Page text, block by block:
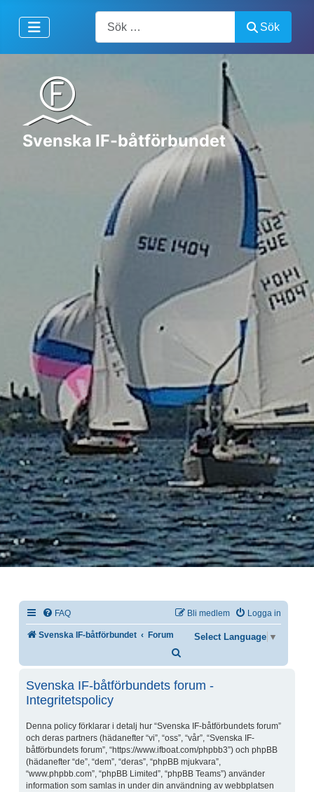
Sök
Svenska IF-båtförbundet
FAQ Logga in
Bli medlem
Svenska IF-båtförbundet Forum Select Language ▼
Svenska IF-båtförbundets forum -
Integritetspolicy
Denna policy förklarar i detalj hur “Svenska IF-båtförbundets forum”
och deras partners (hädanefter “vi”, “oss”, “vår”, “Svenska IF-
båtförbundets forum”, “https://www.ifboat.com/phpbb3”) och phpBB
(hädanefter “de”, “dem”, “deras”, “phpBB mjukvara”,
“www.phpbb.com”, “phpBB Limited”, “phpBB Teams”) använder
information som samlas in under din användning av webbplatsen